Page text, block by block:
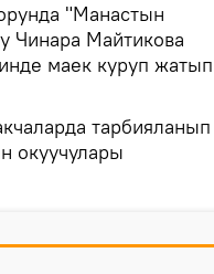
"Манастын
Чинара Майтикова
маек куруп жатып
тарбияланып
окуучулары